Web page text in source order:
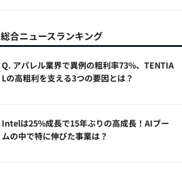
総合ニュースランキング
Q. アパレル業界で異例の粗利率73%、TENTIA
Lの高粗利を支える3つの要因とは？
Intelは25%成長で15年ぶりの高成長！AIブー
ムの中で特に伸びた事業は？